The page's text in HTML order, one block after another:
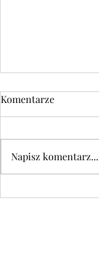
Komentarze
Napisz komentarz...